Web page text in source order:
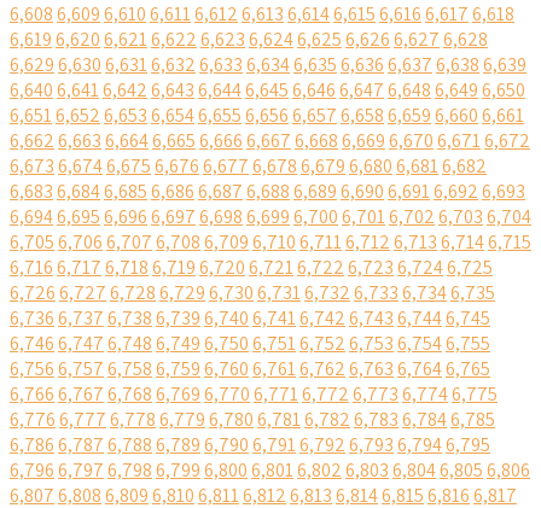
6,6086,6096,6106,6116,6126,6136,6146,6156,6166,6176,618
6,6196,6206,6216,6226,6236,6246,6256,6266,6276,628
6,6296,6306,6316,6326,6336,6346,6356,6366,6376,6386,639
6,6406,6416,6426,6436,6446,6456,6466,6476,6486,6496,650
6,6516,6526,6536,6546,6556,6566,6576,6586,6596,6606,661
6,6626,6636,6646,6656,6666,6676,6686,6696,6706,6716,672
6,6736,6746,6756,6766,6776,6786,6796,6806,6816,682
6,6836,6846,6856,6866,6876,6886,6896,6906,6916,6926,693
6,6946,6956,6966,6976,6986,6996,7006,7016,7026,7036,704
6,7056,7066,7076,7086,7096,7106,7116,7126,7136,7146,715
6,7166,7176,7186,7196,7206,7216,7226,7236,7246,725
6,7266,7276,7286,7296,7306,7316,7326,7336,7346,735
6,7366,7376,7386,7396,7406,7416,7426,7436,7446,745
6,7466,7476,7486,7496,7506,7516,7526,7536,7546,755
6,7566,7576,7586,7596,7606,7616,7626,7636,7646,765
6,7666,7676,7686,7696,7706,7716,7726,7736,7746,775
6,7766,7776,7786,7796,7806,7816,7826,7836,7846,785
6,7866,7876,7886,7896,7906,7916,7926,7936,7946,795
6,7966,7976,7986,7996,8006,8016,8026,8036,8046,8056,806
6,8076,8086,8096,8106,8116,8126,8136,8146,8156,8166,817